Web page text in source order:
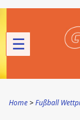
☰
Home Fußball